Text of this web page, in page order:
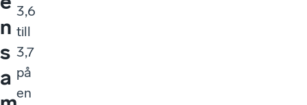
n
s
a
3,6
till
3,7
på
en